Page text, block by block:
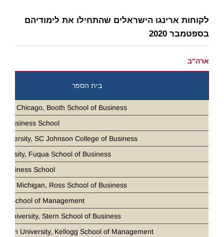
לקוחות ארינגו הישראלים שהתחילו את לימודיהם
בספטמבר 2020
ארה"ב
בית הספר
of Chicago, Booth School of Business
Business School
SC Johnson College of Business
Fuqua School of Business
Business School
of Michigan, Ross School of Business
School of Management
University, Stern School of Business
University, Kellogg School of Management